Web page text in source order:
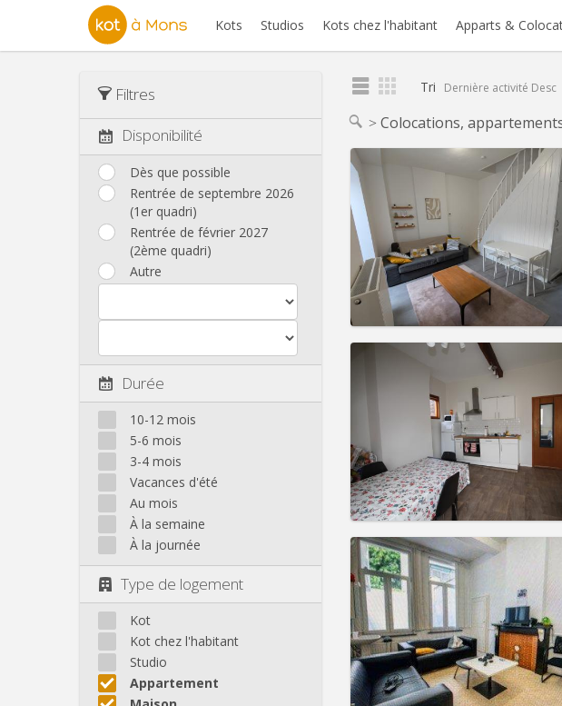
Kots Studios Kots chez l'habitant Apparts &
Filtres
Disponibilité
Dès que possible
Rentrée de septembre 2026
(1er quadri)
Rentrée de février 2027
(2ème quadri)
Autre
Durée
10-12 mois
5-6 mois
3-4 mois
Vacances d'été
Au mois
À la semaine
À la journée
Type de logement
Kot
Kot chez l'habitant
Studio
Appartement
Tri Dernière activité Desc
Colocations,
Infos Pratiques
Loyer:430 €
Charges:60 €
Durée:12 mois
Domiciliation: Non
Infos Pratiques
Loyer: 365 €
Charges: 135 €
12 mois
Domiciliation: Sous conditions
Infos Pratiques
Loyer:400 €
Charges:50 €
Durée: 11 mois
Domiciliation: Non